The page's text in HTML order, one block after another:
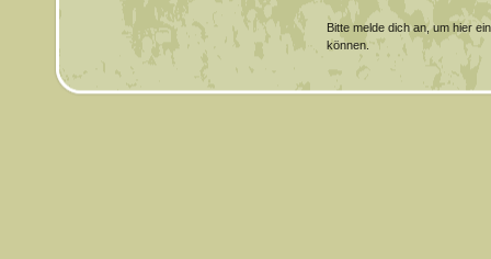
Bitte melde dich an, um hier
können.